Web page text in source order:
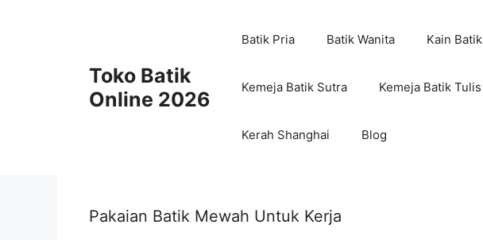
Toko Batik
Online 2026
Batik Pria Batik Wanita Kain Batik
Kemeja Batik Sutra Kemeja Batik Tulis
Kerah Shanghai Blog
Pakaian Batik Mewah Untuk Kerja